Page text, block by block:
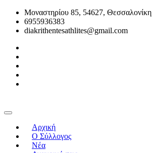
Μοναστηρίου 85, 54627, Θεσσαλονίκη
6955936383
diakrithentesathlites@gmail.com
Αρχική
O Σύλλογος
Νέα